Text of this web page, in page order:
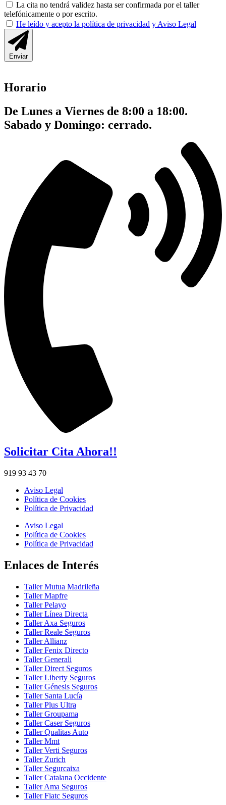
La cita no tendrá validez hasta ser confirmada por el taller
telefónicamente o por escrito.
He leído y acepto la política de privacidad y Aviso Legal
Enviar
Horario
De Lunes a Viernes de 8:00 a 18:00.
Sabado y Domingo: cerrado.
Solicitar Cita Ahora!!
919 93 43 70
Aviso Legal
Política de Cookies
Política de Privacidad
Aviso Legal
Política de Cookies
Política de Privacidad
Enlaces de Interés
Taller Mutua Madrileña
Taller Mapfre
Taller Pelayo
Taller Línea Directa
Taller Axa Seguros
Taller Reale Seguros
Taller Allianz
Taller Fenix Directo
Taller Generali
Taller Direct Seguros
Taller Liberty Seguros
Taller Génesis Seguros
Taller Santa Lucía
Taller Plus Ultra
Taller Groupama
Taller Caser Seguros
Taller Qualitas Auto
Taller Mmt
Taller Verti Seguros
Taller Zurich
Taller Segurcaixa
Taller Catalana Occidente
Taller Ama Seguros
Taller Fiatc Seguros